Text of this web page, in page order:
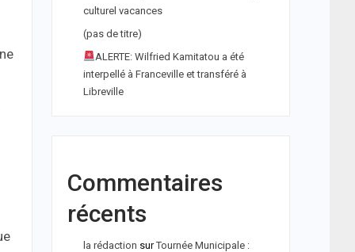
culturel vacances
(pas de titre)
ALERTE: Wilfried Kamitatou a été
interpellé à Franceville et transféré à
Libreville
Commentaires
récents
la rédaction surTournée Municipale :